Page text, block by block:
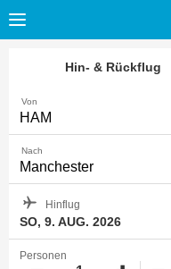
Hin- & Rückflug
Von
Nach
Hinflug
SO, 9. AUG. 2026
Personen